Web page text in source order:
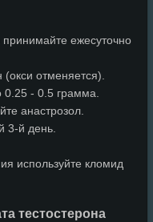
ежесуточно
отменяется).
0.25 - 0.5 грамма.
анастрозол.
3-й день.
используйте кломид
тестостерона